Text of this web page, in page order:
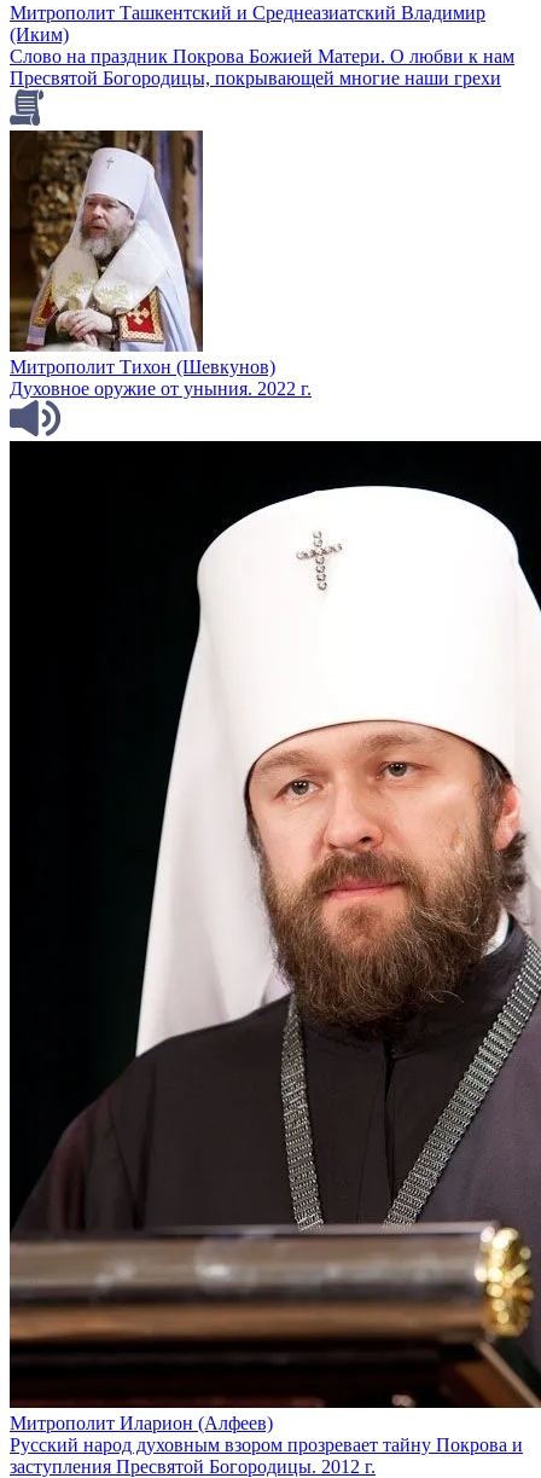
Митрополит Ташкентский и Среднеазиатский Владимир
(Иким)
Слово на праздник Покрова Божией Матери. О любви к нам
Пресвятой Богородицы, покрывающей многие наши грехи
Митрополит Тихон (Шевкунов)
Духовное оружие от уныния. 2022 г.
Митрополит Иларион (Алфеев)
Русский народ духовным взором прозревает тайну Покрова и
заступления Пресвятой Богородицы. 2012 г.